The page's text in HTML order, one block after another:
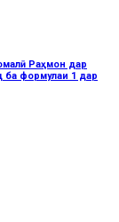
Раҳмон дар
формулаи 1 дар